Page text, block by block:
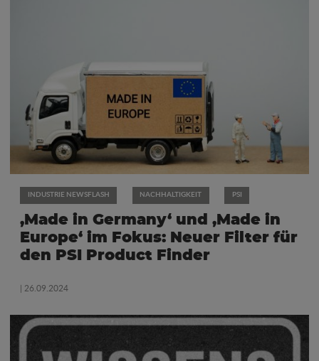
INDUSTRIE NEWSFLASH NACHHALTIGKEIT PSI
‚Made in Germany‘ und ‚Made in
Europe‘ im Fokus: Neuer Filter für
den PSI Product Finder
| 26.09.2024